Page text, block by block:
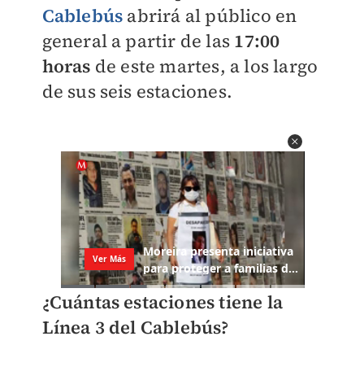
Cablebús abrirá al público en
general a partir de las 17:00
horas de este martes, a los largo
de sus seis estaciones.
¿Cuántas estaciones tiene la
Línea 3 del Cablebús?